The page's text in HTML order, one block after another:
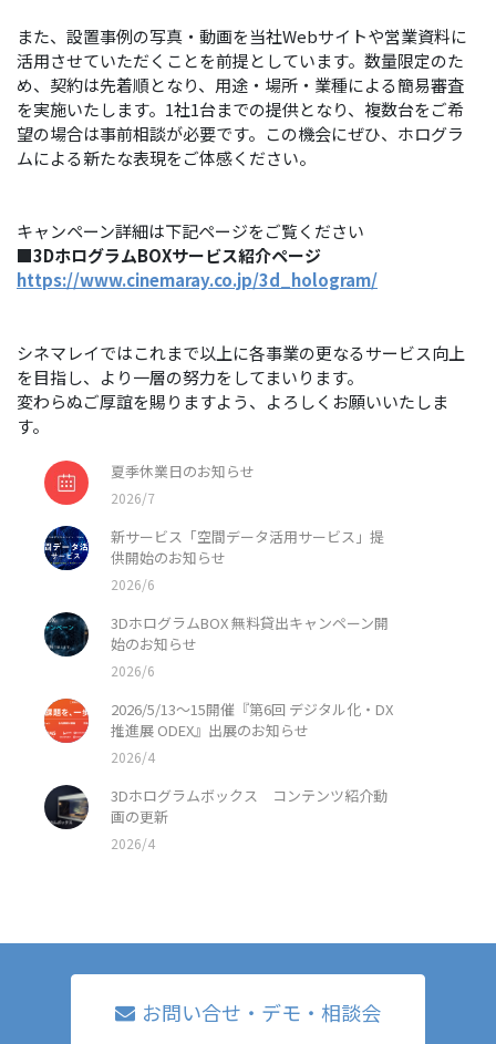
夏季休業日のお知らせ
2026/7
新サービス「空間データ活用サービス」提
供開始のお知らせ
2026/6
3DホログラムBOX 無料貸出キャンペーン開
始のお知らせ
2026/6
2026/5/13〜15開催『第6回 デジタル化・DX
推進展 ODEX』出展のお知らせ
2026/4
3Dホログラムボックス コンテンツ紹介動
画の更新
2026/4
また、設置事例の写真・動画を当社Webサイトや営業資料に
活用させていただくことを前提としています。数量限定のた
め、契約は先着順となり、用途・場所・業種による簡易審査
を実施いたします。1社1台までの提供となり、複数台をご希
望の場合は事前相談が必要です。この機会にぜひ、ホログラ
ムによる新たな表現をご体感ください。
キャンペーン詳細は下記ページをご覧ください
■3DホログラムBOXサービス紹介ページ
https://www.cinemaray.co.jp/3d_hologram/
シネマレイではこれまで以上に各事業の更なるサービス向上
を目指し、より一層の努力をしてまいります。
変わらぬご厚誼を賜りますよう、よろしくお願いいたしま
す。
お問い合せ・デモ・相談会